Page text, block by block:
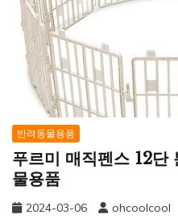
반려동물용품
푸르미 매직펜스 12단
물용품
2024-03-06 ohcoolcool